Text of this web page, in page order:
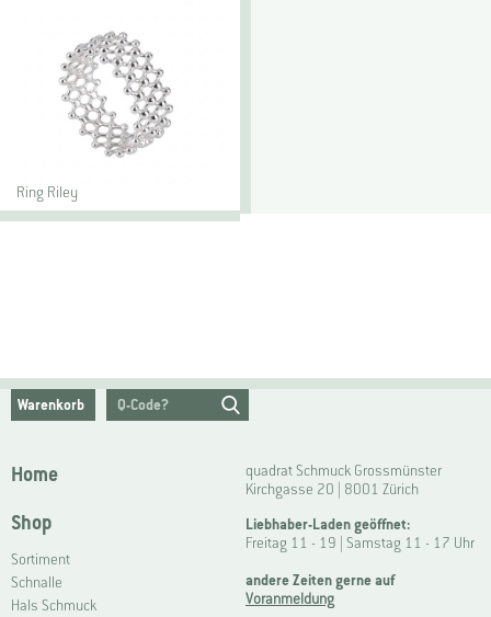
Ring Riley
Warenkorb
Home
Shop
Sortiment
Schnalle
Hals Schmuck
quadrat Schmuck Grossmünster
Kirchgasse 20 | 8001 Zürich
Liebhaber-Laden geöffnet:
Freitag 11 - 19 | Samstag 11 - 17 Uhr
andere Zeiten gerne auf
Voranmeldung